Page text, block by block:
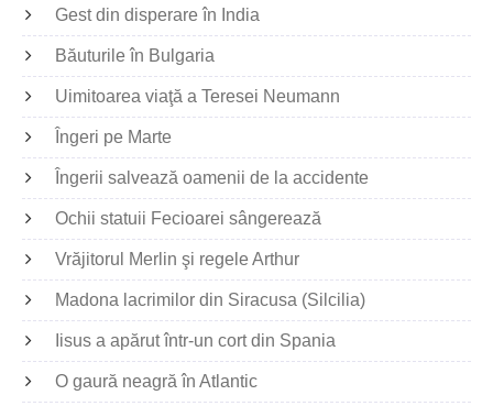
Gest din disperare în India
Băuturile în Bulgaria
Uimitoarea viaţă a Teresei Neumann
Îngeri pe Marte
Îngerii salvează oamenii de la accidente
Ochii statuii Fecioarei sângerează
Vrăjitorul Merlin şi regele Arthur
Madona lacrimilor din Siracusa (Silcilia)
Iisus a apărut într-un cort din Spania
O gaură neagră în Atlantic